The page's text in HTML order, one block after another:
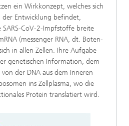
ein Wirkkonzept, welches sich
der Entwicklung befindet,
SARS-CoV-2-Impfstoffe breite
(messenger RNA, dt. Boten-
in allen Zellen. Ihre Aufgabe
genetischen Information, dem
der DNA aus dem Inneren
ins Zellplasma, wo die
Protein translatiert wird.